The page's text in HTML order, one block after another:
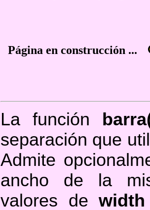
Página en construcción ...
La función
separación que
Admite
ancho de la
valores dewidth